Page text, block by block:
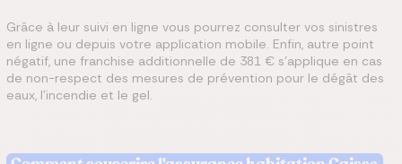
Grâce à leur suivi en ligne vous pourrez consulter vos sinistres
en ligne ou depuis votre application mobile. Enfin, autre point
négatif, une franchise additionnelle de 381 € s’applique en cas
de non-respect des mesures de prévention pour le dégât des
eaux, l’incendie et le gel.